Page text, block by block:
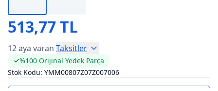
513,77 TL
12 aya varan Taksitler
%100 Orijinal Yedek Parça
Stok Kodu: YMM00807Z07Z007006